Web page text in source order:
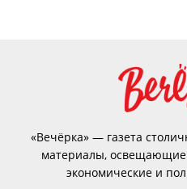
«Вечёрка» — газета
материалы,
экономические и